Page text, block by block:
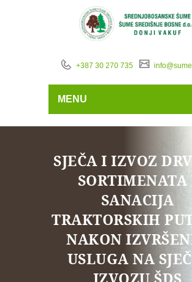
+387 30 270 735
MENU
SJEČA I IZVOZ
SORTIMENATA
SANACIJA
TRAKTORSKIH
NAKON
USLUGA NA